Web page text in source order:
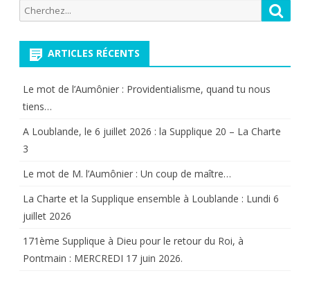
le
publications
Recherche
pour:
ARTICLES RÉCENTS
Le mot de l’Aumônier : Providentialisme, quand tu nous
tiens…
A Loublande, le 6 juillet 2026 : la Supplique 20 – La Charte
3
Le mot de M. l’Aumônier : Un coup de maître…
La Charte et la Supplique ensemble à Loublande : Lundi 6
juillet 2026
171ème Supplique à Dieu pour le retour du Roi, à
Pontmain : MERCREDI 17 juin 2026.